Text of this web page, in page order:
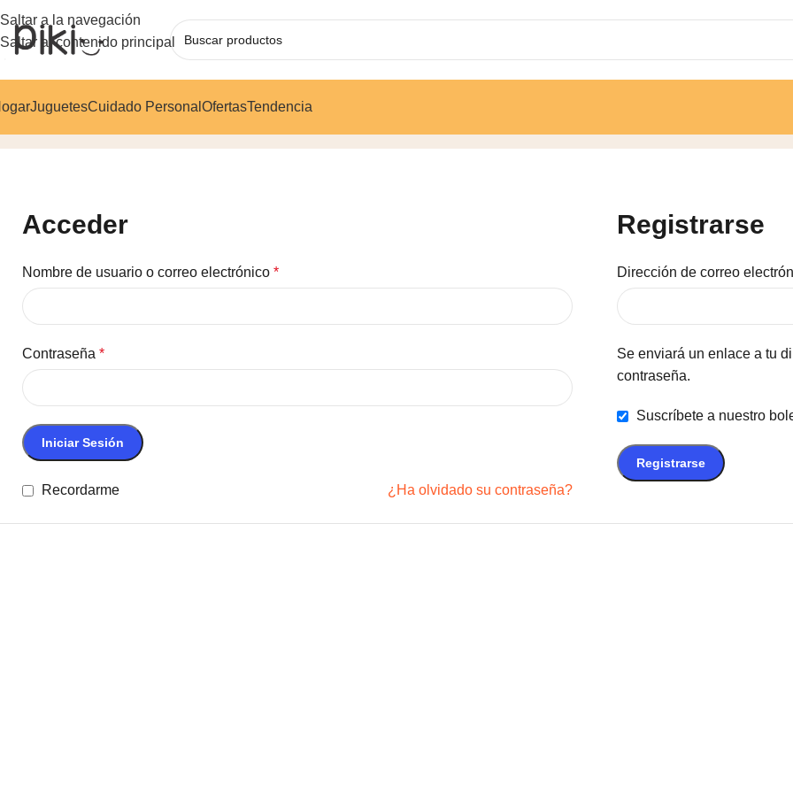
Saltar a la navegación
Saltar al contenido principal
JuguetesCuidado Personal OfertasTendencia
Acceder
Nombre de usuario o correo electrónico *
Contraseña *
Iniciar Sesión
¿Ha olvidado su contraseña?
Recordarme
Registrarse
Dirección de correo
Se enviará un enlace a tu
contraseña.
Suscríbete a nuestro
Registrarse